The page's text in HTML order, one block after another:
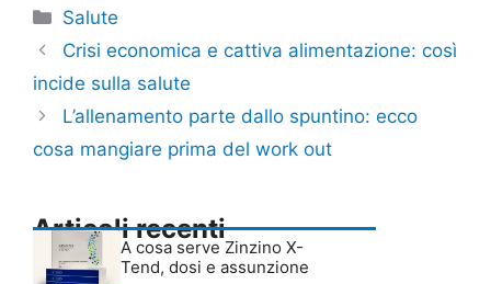
Categorie
Salute
Crisi economica e cattiva alimentazione: così
incide sulla salute
L’allenamento parte dallo spuntino: ecco
cosa mangiare prima del work out
Articoli recenti
A cosa serve Zinzino X-
Tend, dosi e assunzione